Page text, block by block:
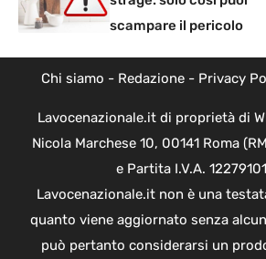
scampare il pericolo
Chi siamo - Redazione- Privacy
Lavocenazionale.it di proprietà di
Nicola Marchese 10, 00141 Roma
e Partita I.V.A.
Lavocenazionale.it non è una
quanto viene aggiornato senza
può pertanto considerarsi un